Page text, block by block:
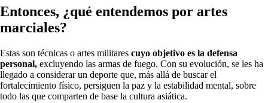
Entonces, ¿qué entendemos por artes
marciales?
Estas son técnicas o artes militares cuyo objetivo es la defensa
personal, excluyendo las armas de fuego. Con su evolución, se les ha
llegado a considerar un deporte que, más allá de buscar el
fortalecimiento físico, persiguen la paz y la estabilidad mental, sobre
todo las que comparten de base la cultura asiática.